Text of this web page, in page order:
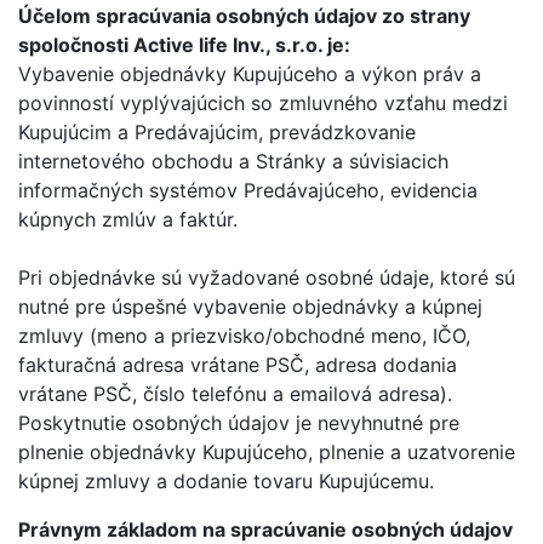
Účelom spracúvania osobných údajov zo strany
spoločnosti Active life Inv., s.r.o. je:
Vybavenie objednávky Kupujúceho a výkon práv a
povinností vyplývajúcich so zmluvného vzťahu medzi
Kupujúcim a Predávajúcim, prevádzkovanie
internetového obchodu a Stránky a súvisiacich
informačných systémov Predávajúceho, evidencia
kúpnych zmlúv a faktúr.
Pri objednávke sú vyžadované osobné údaje, ktoré sú
nutné pre úspešné vybavenie objednávky a kúpnej
zmluvy (meno a priezvisko/obchodné meno, IČO,
fakturačná adresa vrátane PSČ, adresa dodania
vrátane PSČ, číslo telefónu a emailová adresa).
Poskytnutie osobných údajov je nevyhnutné pre
plnenie objednávky Kupujúceho, plnenie a uzatvorenie
kúpnej zmluvy a dodanie tovaru Kupujúcemu.
Právnym základom na spracúvanie osobných údajov